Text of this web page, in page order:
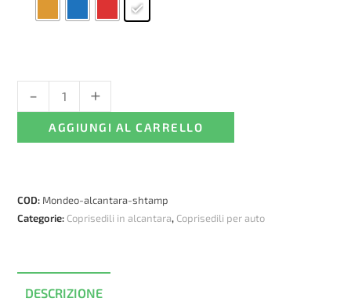
Coprisedili
Ford
Mondeo
ed
ecopelle
- +
AGGIUNGI AL CARRELLO
COD: Mondeo-alcantara-shtamp
Categorie: Coprisedili in alcantara, Coprisedili per auto
DESCRIZIONE